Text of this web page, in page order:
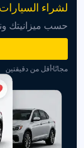
لشراء السيارات
حسب ميزانيتك
مجانًا أقل من دقيقتين